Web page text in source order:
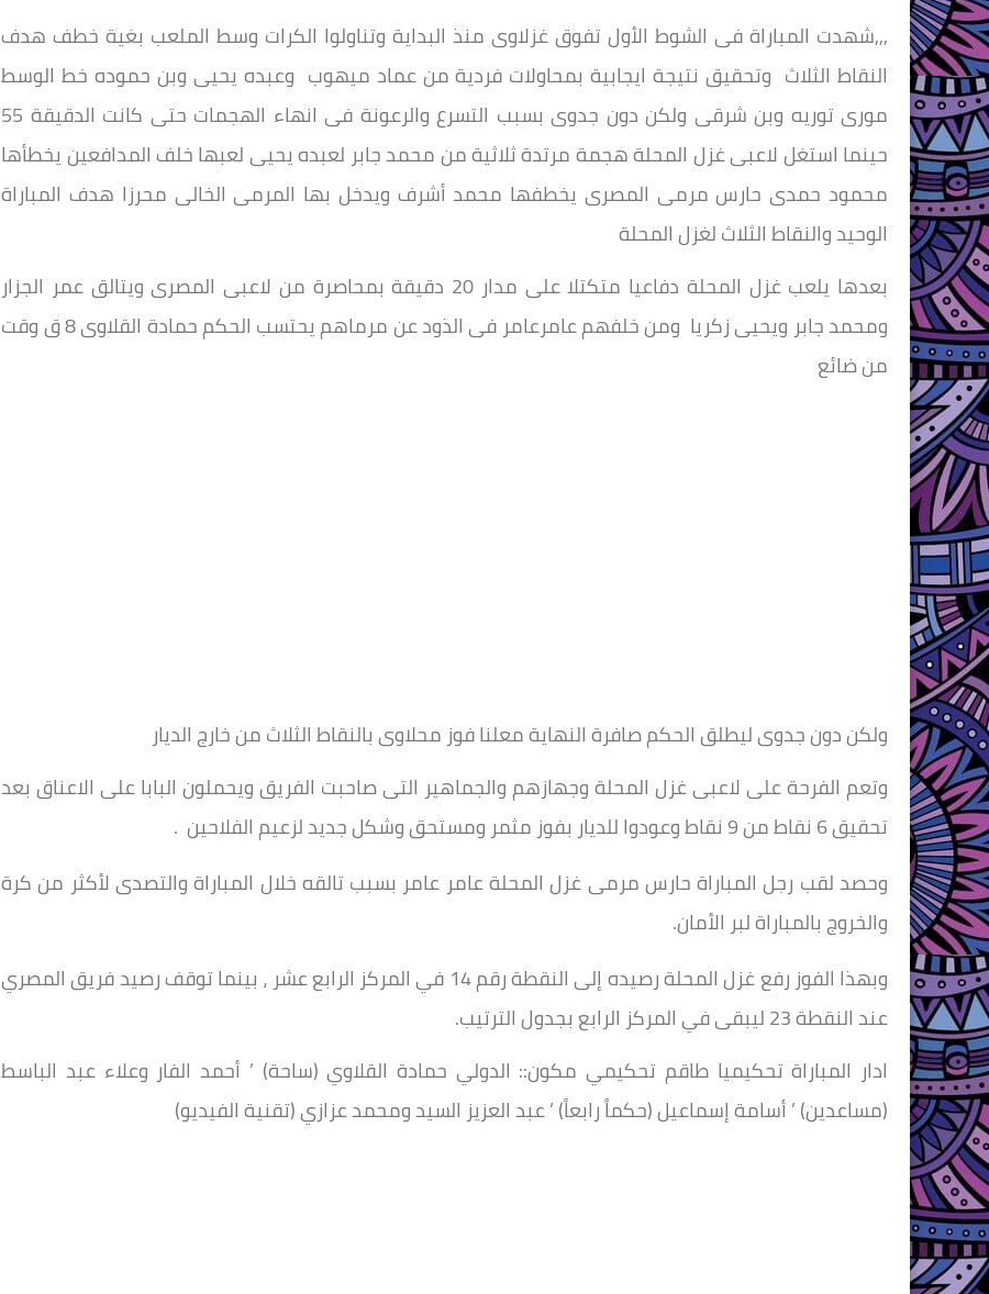
,,,شهدت المباراة فى الشوط الأول تفوق غزلاوى منذ البداية وتناولوا الكرات وسط الملعب بغية خطف هدف
النقاط الثلاث وتحقيق نتيجة ايجابية بمحاولات فردية من عماد ميهوب وعبده يحيى وبن حموده خط الوسط
مورى توريه وبن شرقى ولكن دون جدوى بسبب التسرع والرعونة فى انهاء الهجمات حتى كانت الدقيقة 55
حينما استغل لاعبى غزل المحلة هجمة مرتدة ثلاثية من محمد جابر لعبده يحيى لعبها خلف المدافعين يخطأها
محمود حمدى حارس مرمى المصرى يخطفها محمد أشرف ويدخل بها المرمى الخالى محرزا هدف المباراة
الوحيد والنقاط الثلاث لغزل المحلة
بعدها يلعب غزل المحلة دفاعيا متكتلا على مدار 20 دقيقة بمحاصرة من لاعبى المصرى ويتالق عمر الجزار
ومحمد جابر ويحيى زكريا ومن خلفهم عامرعامر فى الذود عن مرماهم يحتسب الحكم حمادة القلاوى 8 ق وقت
من ضائع
ولكن دون جدوى ليطلق الحكم صافرة النهاية معلنا فوز محلاوى بالنقاط الثلاث من خارج الديار
وتعم الفرحة على لاعبى غزل المحلة وجهازهم والجماهير التى صاحبت الفريق ويحملون البابا على الاعناق بعد
تحقيق 6 نقاط من 9 نقاط وعودوا للديار بفوز مثمر ومستحق وشكل جديد لزعيم الفلاحين .
وحصد لقب رجل المباراة حارس مرمى غزل المحلة عامر عامر بسبب تالقه خلال المباراة والتصدى لأكثر من كرة
والخروج بالمباراة لبر الأمان.
وبهذا الفوز رفع غزل المحلة رصيده إلى النقطة رقم 14 في المركز الرابع عشر ، بينما توقف رصيد فريق المصري
عند النقطة 23 ليبقى في المركز الرابع بجدول الترتيب.
ادار المباراة تحكيميا طاقم تحكيمي مكون:: الدولي حمادة القلاوي (ساحة) ’ أحمد الفار وعلاء عبد الباسط
(مساعدين) ’ أسامة إسماعيل (حكماً رابعاً) ’ عبد العزيز السيد ومحمد عزازي (تقنية الفيديو)